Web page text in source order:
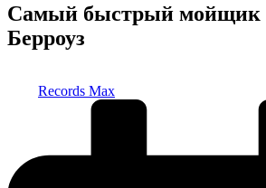
Самый быстрый мойщик
Берроуз
Records Max